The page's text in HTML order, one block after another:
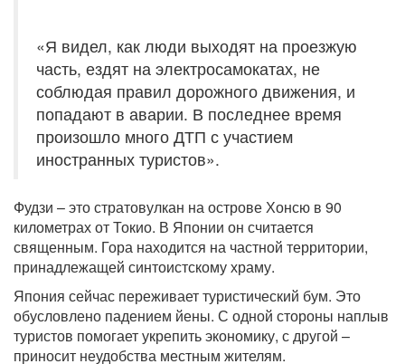
«Я видел, как люди выходят на проезжую
часть, ездят на электросамокатах, не
соблюдая правил дорожного движения, и
попадают в аварии. В последнее время
произошло много ДТП с участием
иностранных туристов».
Фудзи – это стратовулкан на острове Хонсю в 90
километрах от Токио. В Японии он считается
священным. Гора находится на частной территории,
принадлежащей синтоистскому храму.
Япония сейчас переживает туристический бум. Это
обусловлено падением йены. С одной стороны наплыв
туристов помогает укрепить экономику, с другой –
приносит неудобства местным жителям.